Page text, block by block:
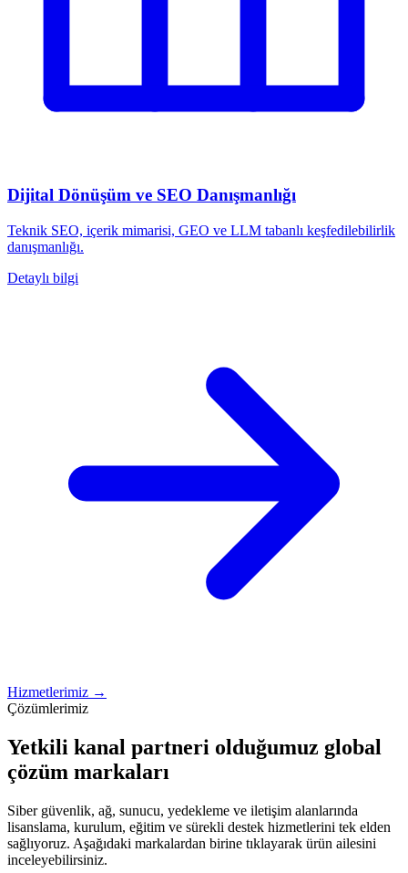
Dijital Dönüşüm ve SEO Danışmanlığı
Teknik SEO, içerik mimarisi, GEO ve LLM tabanlı keşfedilebilirlik
danışmanlığı.
Detaylı bilgi
Hizmetlerimiz →
Çözümlerimiz
Yetkili kanal partneri olduğumuz global
çözüm markaları
Siber güvenlik, ağ, sunucu, yedekleme ve iletişim alanlarında
lisanslama, kurulum, eğitim ve sürekli destek hizmetlerini tek elden
sağlıyoruz. Aşağıdaki markalardan birine tıklayarak ürün ailesini
inceleyebilirsiniz.